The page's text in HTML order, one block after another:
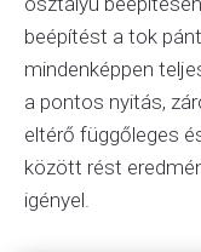
beépítést a tok
mindenképpen
a pontos nyitás,
eltérő függőleges
között rést
igényel.